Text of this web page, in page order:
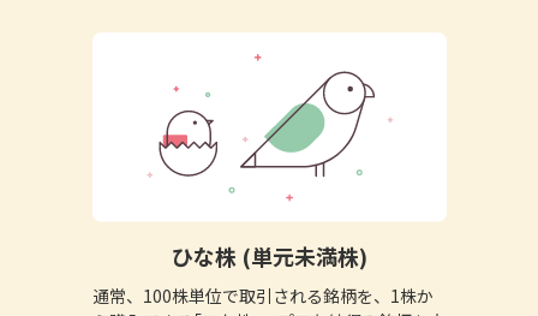
ひな株 (単元未満株)
通常、100株単位で取引される銘柄を、1株か